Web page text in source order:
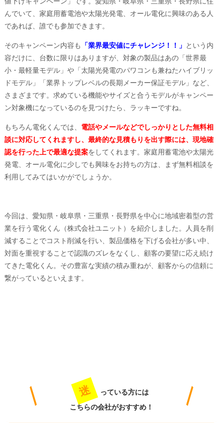
んでいて、家庭用蓄電池や太陽光発電、オール電化に興味のある人
であれば、誰でも参加できます。
そのキャンペーン内容も 「業界最安値にチャレンジ！！」 という内
容だけに、台数に限りはありますが、対象の製品はあの「世界最
小・最軽量モデル」や「太陽光発電のパワコンも兼ねたハイブリッ
ドモデル」「業界トップレベルの長期メーカー保証モデル」など、
さまざまです。求めている機能やサイズと合うモデルがキャンペー
ン対象機になっているのを見つけたら、ラッキーですね。
もちろん電化くんでは、 電話やメールなどでしっかりとした無料相
談に対応してくれますし、最終的な見積もりを出す際には、現地確
認を行った上で最適な提案をしてくれます。家庭用蓄電池や太陽光
発電、オール電化に少しでも興味をお持ちの方は、まず無料相談を
利用してみてはいかがでしょうか。
今回は、愛知県・岐阜県・三重県・長野県を中心に地域密着型の営
業を行う電化くん（株式会社ユニット）を紹介しました。人員を削
減することでコスト削減を行い、製品価格を下げる会社が多い中、
対面を重視することで認識のズレをなくし、顧客の要望に応え続け
てきた電化くん。その豊富な実績の積み重ねが、顧客からの信頼に
繋がっているといえます。
迷
っている方には
こちらの会社がおすすめ！